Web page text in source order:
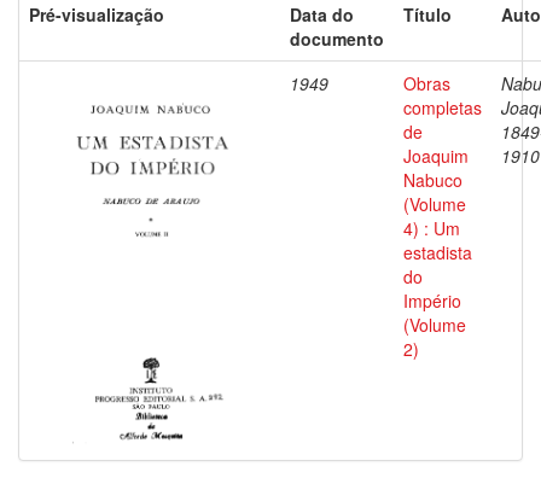
Pré-visualização
Data do
documento
Título
1949
Obras
completas
de
Joaquim
Nabuco
(Volume
4) : Um
estadista
do
Império
(Volume
2)
1910